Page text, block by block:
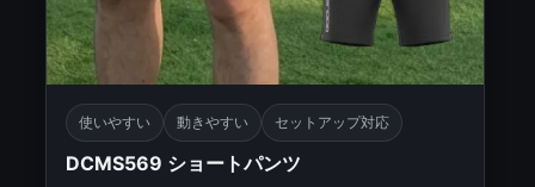
使いやすい 動きやすい セットアップ対応
DCMS569 ショートパンツ